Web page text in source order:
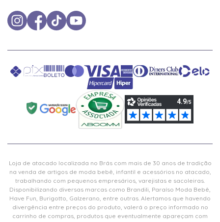
Loja de atacado localizada no Brás com mais de 30 anos de tradição
na venda de artigos de moda bebê, infantil e acessórios no atacado,
trabalhando com pequenos empresários, varejistas e sacoleiras.
Disponibilizando diversas marcas como Brandili, Paraíso Moda Bebê,
Have Fun, Burigotto, Galzerano, entre outras. Alertamos que havendo
divergência entre preços do produto, valerá o preço informado no
carrinho de compras, produtos que eventualmente apareçam com